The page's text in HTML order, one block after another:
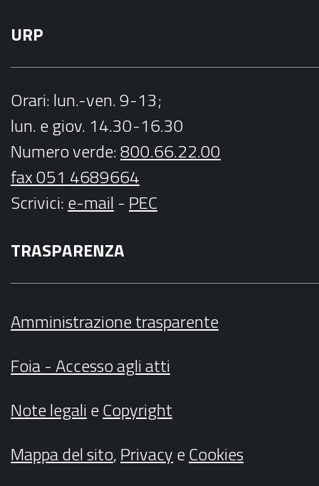
URP
Orari: lun.-ven. 9-13;
lun. e giov. 14.30-16.30
Numero verde:800.66.22.00
fax 051 4689664
Scrivici:e-mail - PEC
TRASPARENZA
Amministrazione trasparente
Foia - Accesso agli atti
Note legalieCopyright
Mappa del sito,PrivacyeCookies